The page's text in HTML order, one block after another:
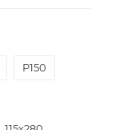
P150